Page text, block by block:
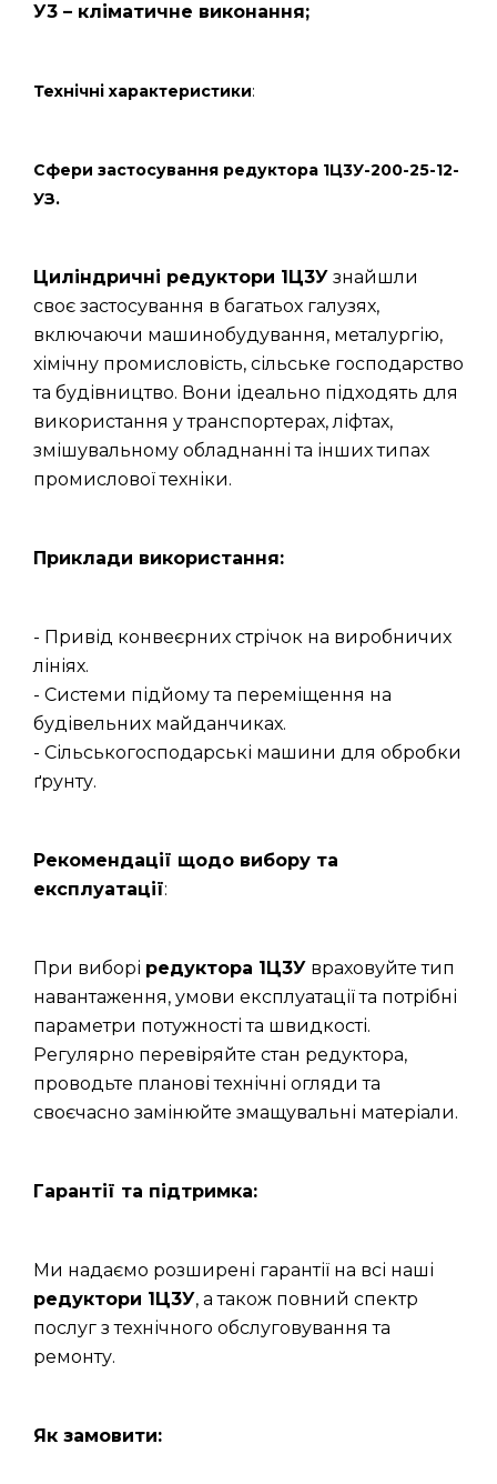
У3 – кліматичне виконання;
Технічні характеристики:
Сфери застосування редуктора 1Ц3У-200-25-12-
УЗ.
Циліндричні редуктори 1Ц3У знайшли
своє застосування в багатьох галузях,
включаючи машинобудування, металургію,
хімічну промисловість, сільське господарство
та будівництво. Вони ідеально підходять для
використання у транспортерах, ліфтах,
змішувальному обладнанні та інших типах
промислової техніки.
Приклади використання:
- Привід конвеєрних стрічок на виробничих
лініях.
- Системи підйому та переміщення на
будівельних майданчиках.
- Сільськогосподарські машини для обробки
ґрунту.
Рекомендації щодо вибору та
експлуатації:
При виборі редуктора 1Ц3У враховуйте тип
навантаження, умови експлуатації та потрібні
параметри потужності та швидкості.
Регулярно перевіряйте стан редуктора,
проводьте планові технічні огляди та
своєчасно замінюйте змащувальні матеріали.
Гарантії та підтримка:
Ми надаємо розширені гарантії на всі наші
редуктори 1Ц3У, а також повний спектр
послуг з технічного обслуговування та
ремонту.
Як замовити: